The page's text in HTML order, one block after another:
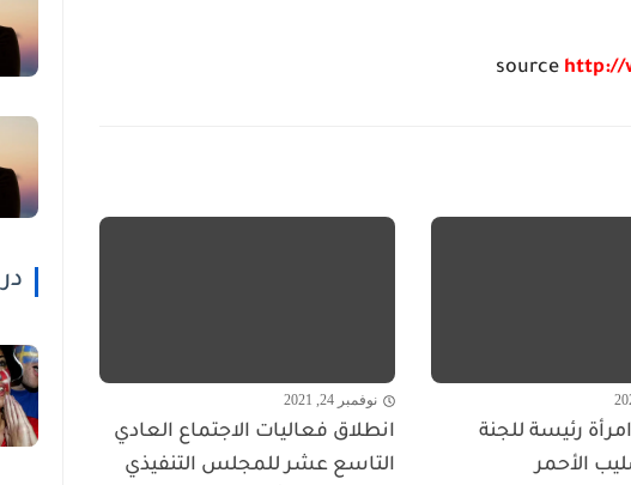
source http://
رئيسة للجنة
الأحمر
نوفمبر 24, 2021
انطلاق فعاليات الاجتماع العادي
التاسع عشر للمجلس التنفيذي